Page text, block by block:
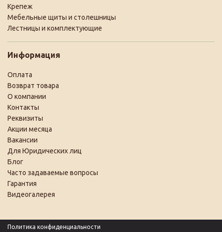
Крепеж
Мебельные щиты и столешницы
Лестницы и комплектующие
Информация
Оплата
Возврат товара
О компании
Контакты
Реквизиты
Акции месяца
Вакансии
Для Юридических лиц
Блог
Часто задаваемые вопросы
Гарантия
Видеогалерея
Политика конфиденциальности